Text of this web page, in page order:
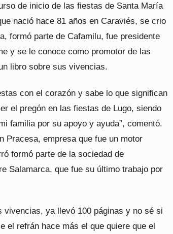
de inicio de las fiestas de Santa María
nació hace 81 años en Caraviés, se crio
formó parte de Cafamilu, fue presidente
y se le conoce como promotor de las
libro sobre sus vivencias.
con el corazón y sabe lo que significan
el pregón en las fiestas de Lugo, siendo
familia por su apoyo y ayuda”, comentó.
Pracesa, empresa que fue un motor
formó parte de la sociedad de
Salamarca, que fue su último trabajo por
vivencias, ya llevó 100 páginas y no sé si
el refrán hace más el que quiere que el